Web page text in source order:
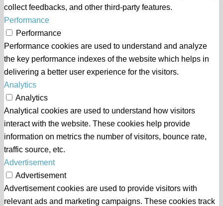
collect feedbacks, and other third-party features.
Performance
Performance
Performance cookies are used to understand and analyze
the key performance indexes of the website which helps in
delivering a better user experience for the visitors.
Analytics
Analytics
Analytical cookies are used to understand how visitors
interact with the website. These cookies help provide
information on metrics the number of visitors, bounce rate,
traffic source, etc.
Advertisement
Advertisement
Advertisement cookies are used to provide visitors with
relevant ads and marketing campaigns. These cookies track